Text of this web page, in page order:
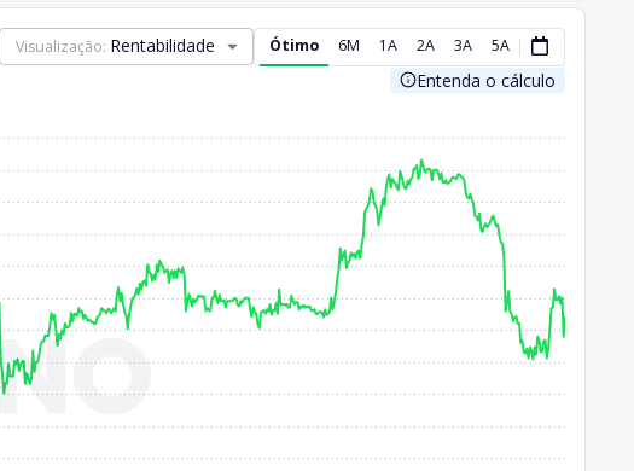
Visualização: Rentabilidade Ótimo 6M 1A 2A 3A 5A
Entenda o cálculo